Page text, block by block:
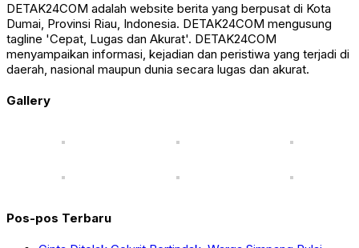
DETAK24COM adalah website berita yang berpusat di Kota
Dumai, Provinsi Riau, Indonesia. DETAK24COM mengusung
tagline 'Cepat, Lugas dan Akurat'. DETAK24COM
menyampaikan informasi, kejadian dan peristiwa yang terjadi di
daerah, nasional maupun dunia secara lugas dan akurat.
Gallery
Pos-pos Terbaru